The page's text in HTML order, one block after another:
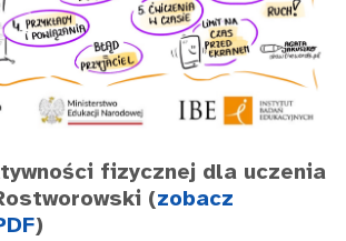
fizycznej dla uczenia
(zobacz
)